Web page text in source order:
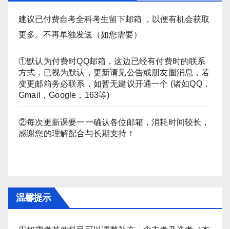
建议已付费自考全科考生留下邮箱 ，以便有机会获取
更多。不再单独发送（如您需要）
①默认为付费时QQ邮箱，这边已经有付费时的联系
方式，已视为默认，更新请见公告或朋友圈消息，若
变更邮箱务必联系，如暂无建议开通一个 (诸如QQ，
Gmail，Google，163等)
②每次更新课要一一确认各位邮箱，消耗时间较长，
感谢您的理解配合与长期支持！
温馨提示